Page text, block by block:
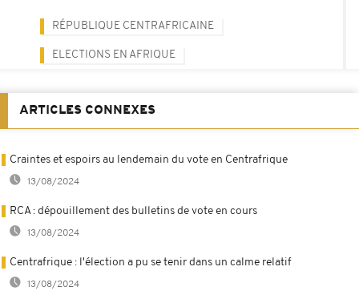
RÉPUBLIQUE CENTRAFRICAINE
ELECTIONS EN AFRIQUE
ARTICLES CONNEXES
Craintes et espoirs au lendemain du vote en Centrafrique
13/08/2024
RCA : dépouillement des bulletins de vote en cours
13/08/2024
Centrafrique : l'élection a pu se tenir dans un calme relatif
13/08/2024